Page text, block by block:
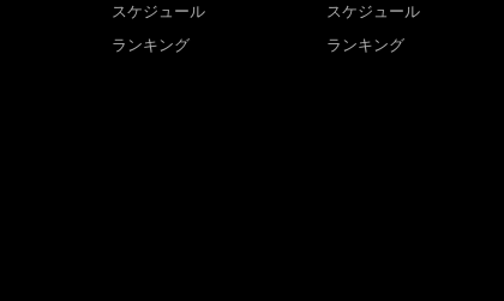
スケジュール
ランキング
スケジュール
ランキング